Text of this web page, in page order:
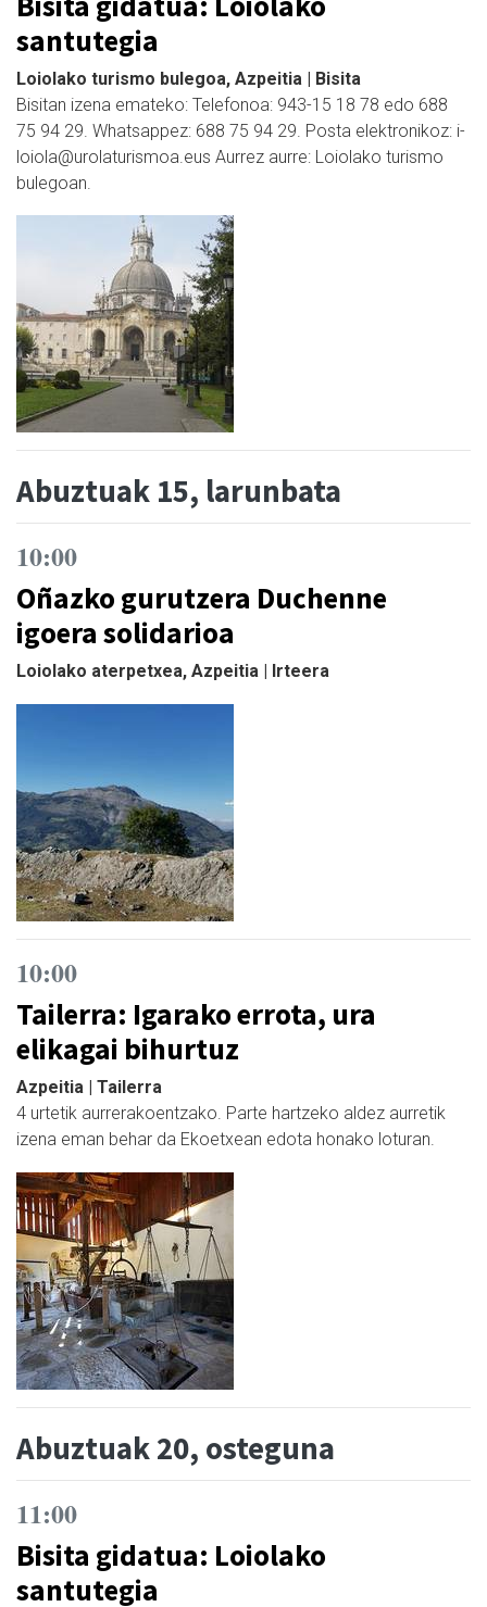
santutegia
Loiolako turismo bulegoa, Azpeitia | Bisita
Bisitan izena emateko: Telefonoa: 943-15 18 78 edo 688
75 94 29. Whatsappez: 688 75 94 29. Posta elektronikoz: i-
loiola@urolaturismoa.eus Aurrez aurre: Loiolako turismo
bulegoan.
Abuztuak 15, larunbata
10:00
Oñazko gurutzera Duchenne
igoera solidarioa
Loiolako aterpetxea, Azpeitia | Irteera
10:00
Tailerra: Igarako errota, ura
elikagai bihurtuz
Azpeitia | Tailerra
4 urtetik aurrerakoentzako. Parte hartzeko aldez aurretik
izena eman behar da Ekoetxean edota honako loturan.
Abuztuak 20, osteguna
11:00
Bisita gidatua: Loiolako
santutegia